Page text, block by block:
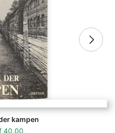
kampen
40,00